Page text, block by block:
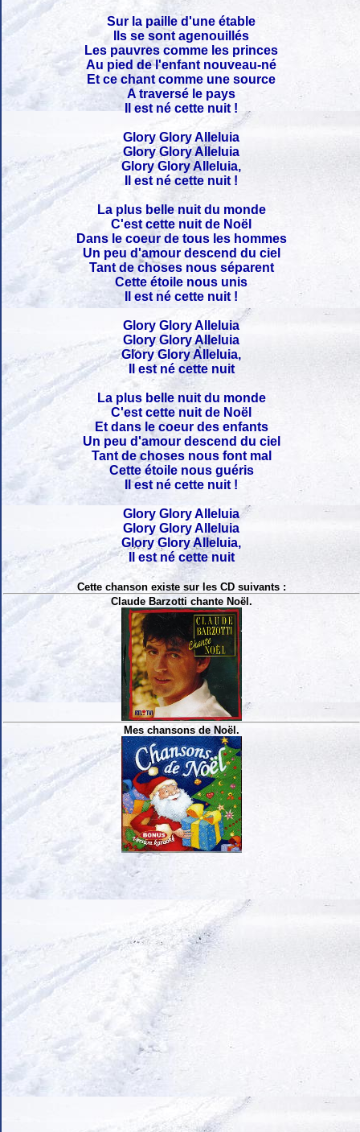
Sur la paille d'une étable
Ils se sont agenouillés
Les pauvres comme les princes
Au pied de l'enfant nouveau-né
Et ce chant comme une source
A traversé le pays
Il est né cette nuit !
Glory Glory Alleluia
Glory Glory Alleluia
Glory Glory Alleluia,
Il est né cette nuit !
La plus belle nuit du monde
C'est cette nuit de Noël
Dans le coeur de tous les hommes
Un peu d'amour descend du ciel
Tant de choses nous séparent
Cette étoile nous unis
Il est né cette nuit !
Glory Glory Alleluia
Glory Glory Alleluia
Glory Glory Alleluia,
Il est né cette nuit
La plus belle nuit du monde
C'est cette nuit de Noël
Et dans le coeur des enfants
Un peu d'amour descend du ciel
Tant de choses nous font mal
Cette étoile nous guéris
Il est né cette nuit !
Glory Glory Alleluia
Glory Glory Alleluia
Glory Glory Alleluia,
Il est né cette nuit
Cette chanson existe sur les CD suivants :
Claude Barzotti chante Noël.
Mes chansons de Noël.